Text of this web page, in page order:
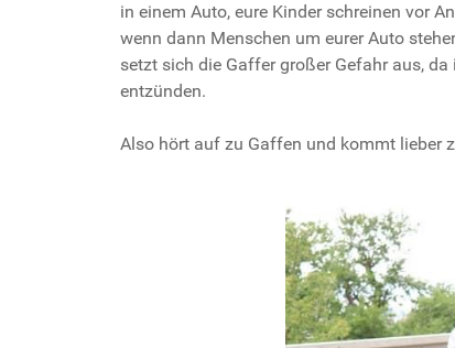
in einem Auto, eure Kinder schreinen vor
wenn dann Menschen um eurer Auto
setzt sich die Gaffer großer Gefahr aus,
entzünden.
Also hört auf zu Gaffen und kommt lieber